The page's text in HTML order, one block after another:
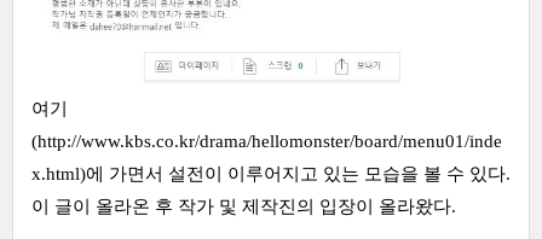
여기
(http://www.kbs.co.kr/drama/hellomonster/board/menu01/inde
x.html)에 가면서 설전이 이루어지고 있는 모습을 볼 수 있다.
이 글이 올라온 후 작가 및 제작진의 입장이 올라왔다.